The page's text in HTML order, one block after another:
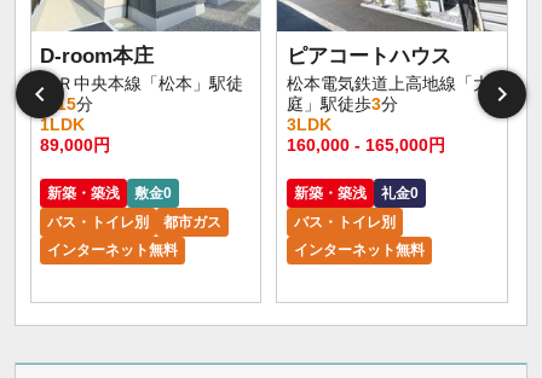
D-room本庄
ＪＲ中央本線「松本」駅徒
歩 15分
1LDK
89,000円
新築・築浅
敷金0
バス・トイレ別
都市ガス
インターネット無料
ピアコートハウス
松本電気鉄道上高地線「大
庭」駅徒歩3分
3LDK
160,000 - 165,000円
新築・築浅
礼金0
バス・トイレ別
インターネット無料